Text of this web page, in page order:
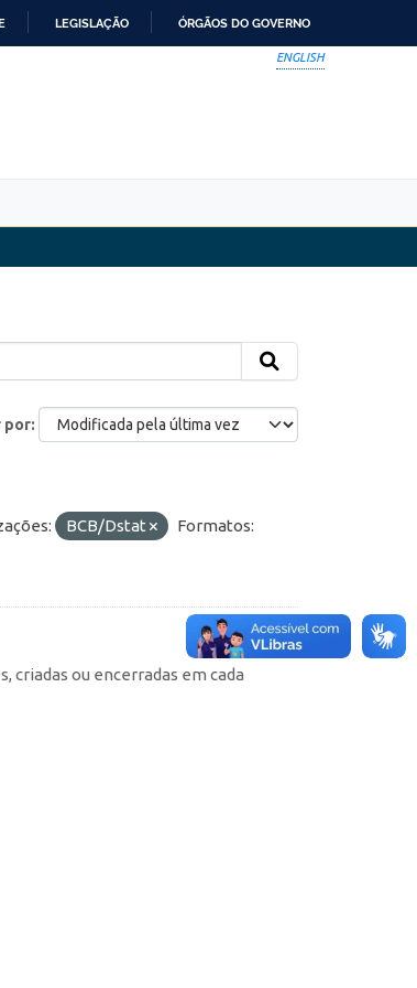
LEGISLAÇÃO ÓRGÃOS DO GOVERNO
ENGLISH
por
BCB/Dstat
Formatos:
criadas ou encerradas em cada